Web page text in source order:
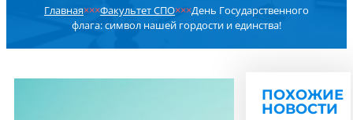
ОБ УНИВЕРСИТЕТЕ
Главная×××Факультет СПО×××День Государственного
флага: символ нашей гордости и единства!
ПОХОЖИЕ
НОВОСТИ